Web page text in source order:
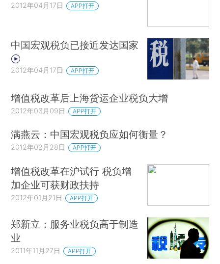
2012年04月17日 APP打开
中国宏观税负已接近发达国家
2012年04月17日 APP打开
增值税改革后上海货运企业税负大增
2012年03月09日 APP打开
满燕云：中国宏观税负应如何衡量？
2012年02月28日 APP打开
增值税改革在沪试行 税负增
加企业可获财政扶持
2012年01月21日 APP打开
郑新立：服务业税负高于制造
业
2011年11月27日 APP打开